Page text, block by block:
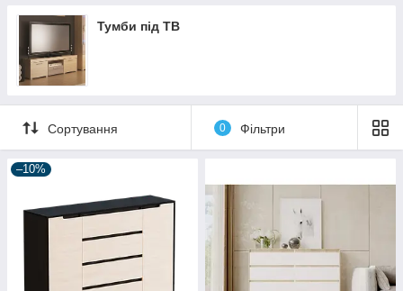
Тумби під ТВ
Сортування 0 Фільтри
–10%